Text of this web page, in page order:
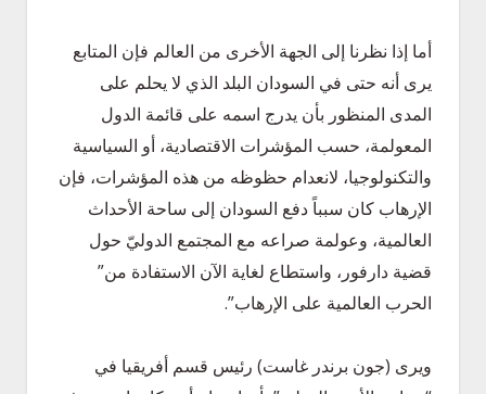
أما إذا نظرنا إلى الجهة الأخرى من العالم فإن المتابع
يرى أنه حتى في السودان البلد الذي لا يحلم على
المدى المنظور بأن يدرج اسمه على قائمة الدول
المعولمة، حسب المؤشرات الاقتصادية، أو السياسية
والتكنولوجيا، لانعدام حظوظه من هذه المؤشرات، فإن
الإرهاب كان سبباً دفع السودان إلى ساحة الأحداث
العالمية، وعولمة صراعه مع المجتمع الدوليّ حول
قضية دارفور، واستطاع لغاية الآن الاستفادة من”
الحرب العالمية على الإرهاب”.
ويرى (جون برندر غاست) رئيس قسم أفريقيا في